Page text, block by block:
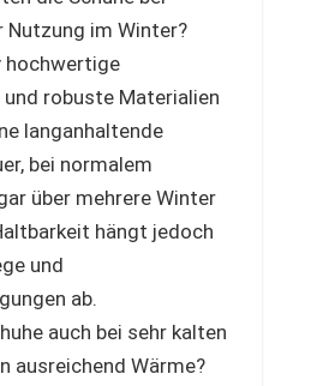
Nutzung im Winter?
hochwertige
robuste Materialien
langanhaltende
bei normalem
über mehrere Winter
hängt jedoch
und
ab.
auch bei sehr kalten
ausreichend Wärme?